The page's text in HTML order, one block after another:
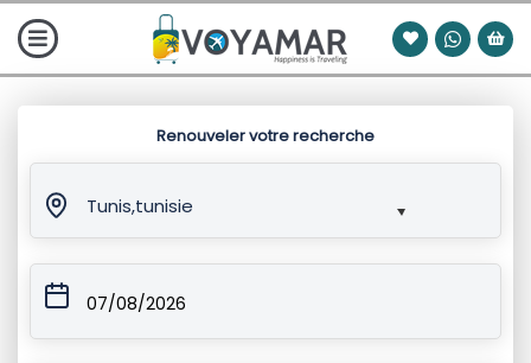
Renouveler votre recherche
Tunis,tunisie
07/08/2026